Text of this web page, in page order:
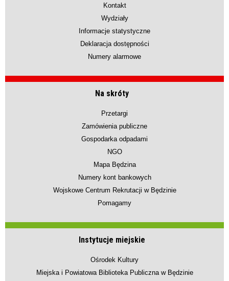
Kontakt
Wydziały
Informacje statystyczne
Deklaracja dostępności
Numery alarmowe
Na skróty
Przetargi
Zamówienia publiczne
Gospodarka odpadami
NGO
Mapa Będzina
Numery kont bankowych
Wojskowe Centrum Rekrutacji w Będzinie
Pomagamy
Instytucje miejskie
Ośrodek Kultury
Miejska i Powiatowa Biblioteka Publiczna w Będzinie